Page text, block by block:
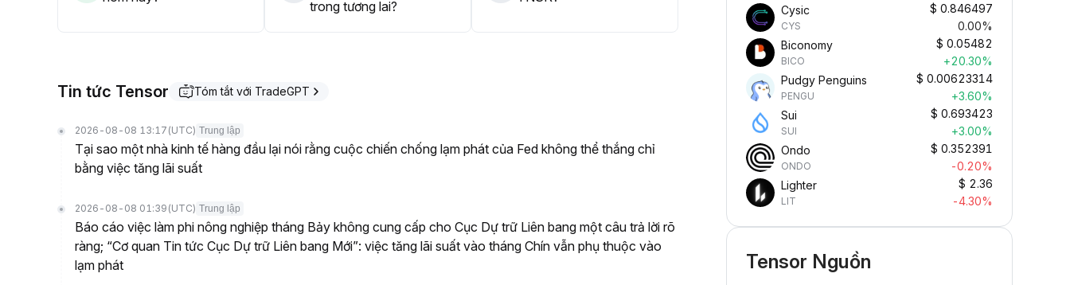
trong tương lai?
Tin tức Tensor Tóm tắt với TradeGPT
2026-08-08 13:17 (UTC) Trung lập
Tại sao một nhà kinh tế hàng đầu lại nói rằng cuộc chiến chống lạm phát của Fed không thể thắng chỉ
bằng việc tăng lãi suất
2026-08-08 01:39 (UTC) Trung lập
Báo cáo việc làm phi nông nghiệp tháng Bảy không cung cấp cho Cục Dự trữ Liên bang một câu trả lời rõ
ràng; “Cơ quan Tin tức Cục Dự trữ Liên bang Mới”: việc tăng lãi suất vào tháng Chín vẫn phụ thuộc vào
lạm phát
Cysic
CYS
$ 0.846497
0.00%
Biconomy
BICO
$ 0.05482
+20.30%
Pudgy Penguins
PENGU
$ 0.00623314
+3.60%
Sui
SUI
$ 0.693423
+3.00%
Ondo
ONDO
$ 0.352391
-0.20%
Lighter
LIT
$ 2.36
-4.30%
Tensor Nguồn